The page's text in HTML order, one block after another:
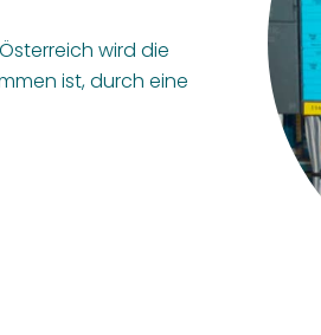
wird die
ist, durch eine